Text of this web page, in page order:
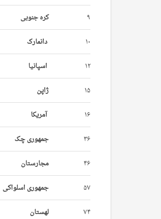
۹
کره جنوبی
۱۰
دانمارک
۱۲
اسپانیا
۱۵
ژاپن
۱۶
آمریکا
۳۶
جمهوری چک
۴۶
مجارستان
۵۷
جمهوری اسلواکی
۷۴
لهستان